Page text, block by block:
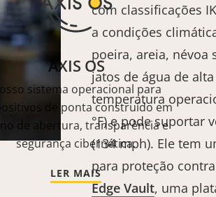
com classificações
a condições
poeira, areia, névoa
jatos de água de
temperatura
°F) e pode suportar
(134 mph). Ele tem
para proteção
Edge Vault, uma
AXIS OS
sistema operacional para
de ponta construído em
de abertura, transparência e
segurança cibernética.
LER MAIS